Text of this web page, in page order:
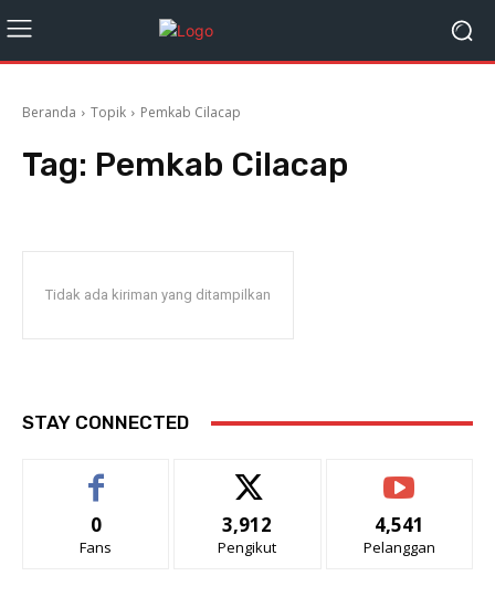
Beranda Topik Pemkab Cilacap
Tag: Pemkab Cilacap
Tidak ada kiriman yang ditampilkan
STAY CONNECTED
0
Fans
3,912
Pengikut
4,541
Pelanggan